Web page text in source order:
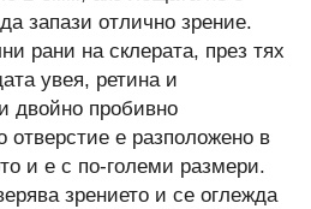
запази отлично зрение.
рани на склерата, през тях
увея, ретина и
двойно пробивно
отверстие е разположено в
и е с по-големи размери.
зрението и се оглежда